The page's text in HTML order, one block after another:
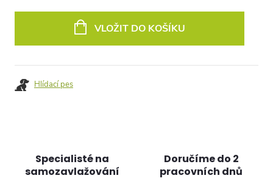
VLOŽIT DO KOŠÍKU
Hlídací pes
Specialisté na
samozavlažování
Doručíme do 2
pracovních dnů